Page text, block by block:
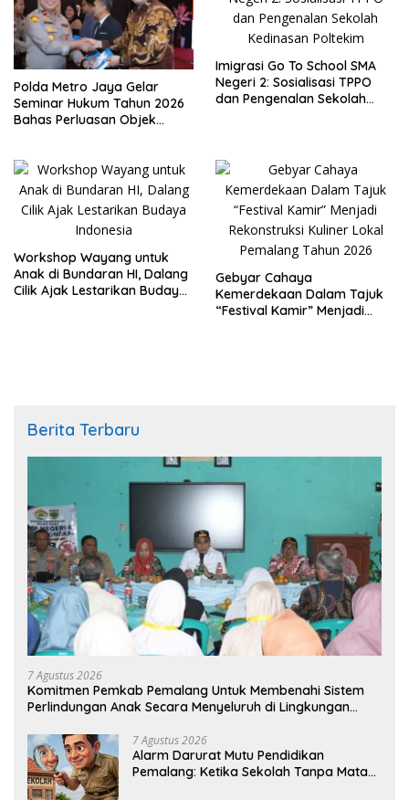
Polda Metro Jaya Gelar
Seminar Hukum Tahun 2026
Bahas Perluasan Objek
Imigrasi Go To School SMA
Negeri 2: Sosialisasi TPPO
dan Pengenalan Sekolah
Workshop Wayang untuk
Anak di Bundaran HI, Dalang
Cilik Ajak Lestarikan Budaya
Gebyar Cahaya
Kemerdekaan Dalam Tajuk
“Festival Kamir” Menjadi
Berita Terbaru
7 Agustus 2026
Komitmen Pemkab Pemalang Untuk Membenahi Sistem
Perlindungan Anak Secara Menyeluruh di Lingkungan
7 Agustus 2026
Alarm Darurat Mutu Pendidikan
Pemalang: Ketika Sekolah Tanpa Mata